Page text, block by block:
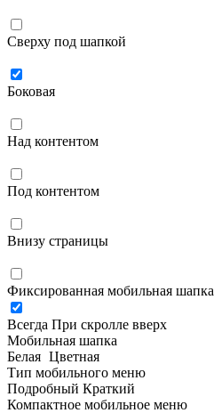
Сверху под шапкой
Боковая
Над контентом
Под контентом
Внизу страницы
Фиксированная мобильная шапка
Всегда При скролле вверх
Мобильная шапка
Белая Цветная
Тип мобильного меню
Подробный Краткий
Компактное мобильное меню